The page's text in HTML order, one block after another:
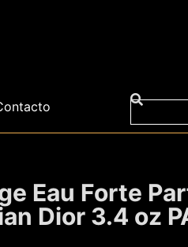
Eau Forte
Dior 3.4 oz